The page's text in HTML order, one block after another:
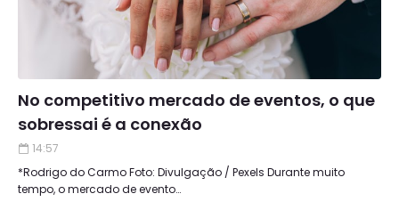
No competitivo mercado de eventos, o que
sobressai é a conexão
14:57
*Rodrigo do Carmo Foto: Divulgação / Pexels Durante muito
tempo, o mercado de evento…